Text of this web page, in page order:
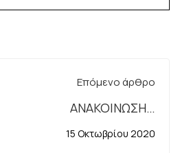
Επόμενο άρθρο
ΑΝΑΚΟΙΝΩΣΗ 3
ΟΜΟΣΠΟΝΔΙΩΝ -
15 Οκτωβρίου 2020